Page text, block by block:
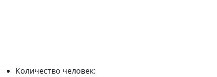
Количество человек: